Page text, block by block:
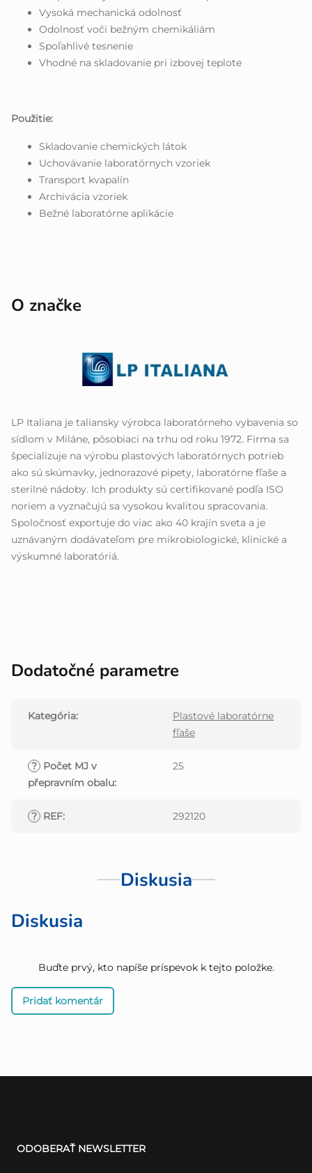
Vysoká mechanická odolnosť
Odolnosť voči bežným chemikáliám
Spoľahlivé tesnenie
Vhodné na skladovanie pri izbovej teplote
Použitie:
Skladovanie chemických látok
Uchovávanie laboratórnych vzoriek
Transport kvapalín
Archivácia vzoriek
Bežné laboratórne aplikácie
O značke
LP Italiana je taliansky výrobca laboratórneho vybavenia so
sídlom v Miláne, pôsobiaci na trhu od roku 1972. Firma sa
špecializuje na výrobu plastových laboratórnych potrieb
ako sú skúmavky, jednorazové pipety, laboratórne fľaše a
sterilné nádoby. Ich produkty sú certifikované podľa ISO
noriem a vyznačujú sa vysokou kvalitou spracovania.
Spoločnosť exportuje do viac ako 40 krajín sveta a je
uznávaným dodávateľom pre mikrobiologické, klinické a
výskumné laboratóriá.
Dodatočné parametre
Kategória:
Plastové laboratórne
fľaše
? Počet MJ v
přepravním obalu:
25
? REF: 292120
Diskusia
Diskusia
Buďte prvý, kto napíše príspevok k tejto položke.
Pridať komentár
ODOBERAŤ NEWSLETTER